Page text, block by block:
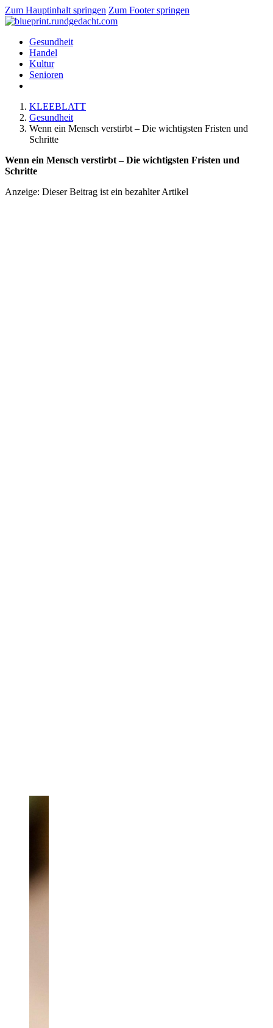
Zum Hauptinhalt springen Zum Footer springen
Gesundheit
Handel
Kultur
Senioren
KLEEBLATT
Gesundheit
Wenn ein Mensch verstirbt – Die wichtigsten Fristen und
Schritte
Wenn ein Mensch verstirbt – Die wichtigsten Fristen und
Schritte
Anzeige: Dieser Beitrag ist ein bezahlter Artikel